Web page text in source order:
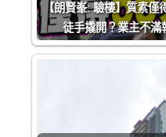
【朗賢峯: 驗樓】質素僅
徒手撬開？業主不滿